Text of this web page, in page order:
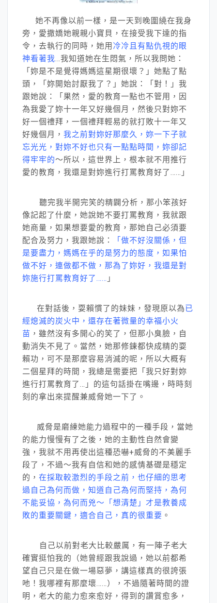
她不再像以前一樣，是一天到晚圍繞在我身
旁，愛撒嬌她親親小寶貝，在接受我下達的指
令，去執行的同時，她用 冷冷且有點仇視的眼
神看著我…我知道她在生悶氣，所以我問她：
「妳是不是覺得媽媽這星期很壞？」她點了點
頭，「妳開始討厭我了？」她說：「對！」我
跟她說：「果然，愛的教育一點也不管用，因
為我愛了妳十一年又好幾個月，然後只對妳不
好一個禮拜，一個禮拜輕易的就打敗十一年又
好幾個月， 我之前對妳好那麼久，妳一下子就
忘光光，對妳不好也只有一點點時間，妳卻記
得牢牢的～所以，這世界上，根本就不用推行
愛的教育，我還是對妳進行打罵教育好了……」
聽完我半開完笑的精闢分析，那小笨孩好
像記起了什麼，她說她不要打罵教育，我就跟
她商量，如果想要愛的教育，那她自己必須要
配合及努力，我跟她說：
「做不好沒關係，但
是要盡力，媽媽在乎的是努力的態度，如果怕
做不好，連做都不做，那為了妳好，我還是對
妳施行打罵教育好了…… 」
在對話後，耍賴慣了的妹妹，發現原以為已
經熄滅的炭火中，還存在著微量的幸福小火
苗 ，雖然沒有多開心的笑了，但那小臭臉，自
動消失不見了。當然，她那修鍊都快成精的耍
賴功，可不是那麼容易消滅的呢，所以大概有
二個星拜的時間，我總是需要把「我只好對妳
進行打罵教育了…」的這句話掛在嘴邊，時時刻
刻的拿出來提醒兼威脅她一下了。
威脅是磨練她能力過程中的一種手段，當她
的能力慢慢有了之後，她的主動性自然會變
強，我就不用再使出這種恐嚇+威脅的不美麗手
段了，不過～我有自信和她的感情基礎是穩定
的， 在採取較激烈的手段之前，也仔細的思考
過自己為何而做，知道自己為何而堅持，為何
不能妥協，為何而兇～「想清楚」才是教養成
敗的重要關鍵，適合自己，真的很重要 。
自己以前對老大比較嚴厲，有一陣子老大
確實挺怕我的（她曾經跟我說過，她以前都希
望自己只是在做一場惡夢，講這樣真的很誇張
吔！我哪裡有那麼壞……），不過隨著時間的證
明，老大的能力愈來愈好，得到的讚賞愈多，